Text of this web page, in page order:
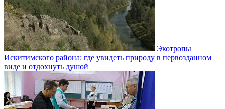
Экотропы
Искитимского района: где увидеть природу в первозданном
виде и отдохнуть душой